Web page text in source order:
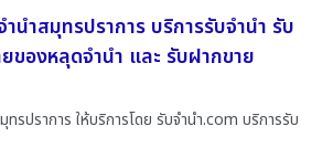
นำสมุทรปราการ บริการรับจำนำ รับ
ของหลุดจำนำ และ รับฝากขาย
รปราการ ให้บริการโดย รับจํานํา.com บริการรับ